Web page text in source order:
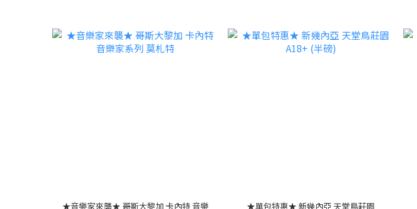
★音樂家來襲★ 哥斯大黎加 卡內特 音樂
★單包特惠★ 新幾內亞 天堂鳥莊園